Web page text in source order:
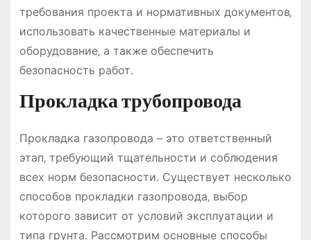
требования проекта и нормативных документов‚
использовать качественные материалы и
оборудование‚ а также обеспечить
безопасность работ․
Прокладка трубопровода
Прокладка газопровода – это ответственный
этап‚ требующий тщательности и соблюдения
всех норм безопасности․ Существует несколько
способов прокладки газопровода‚ выбор
которого зависит от условий эксплуатации и
типа грунта․ Рассмотрим основные способы